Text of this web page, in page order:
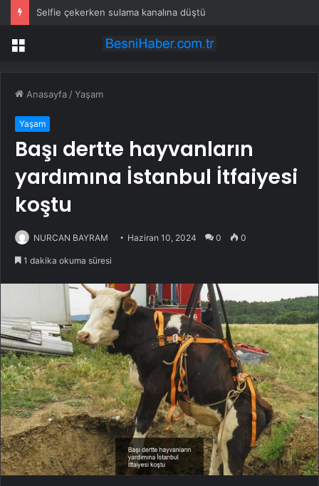
Selfie çekerken sulama kanalına düştü
Menü
Anasayfa /Yaşam
Yaşam
Başı dertte hayvanların
yardımına İstanbul İtfaiyesi
koştu
NURCAN BAYRAM Haziran 10, 2024 0 0
1 dakika okuma süresi